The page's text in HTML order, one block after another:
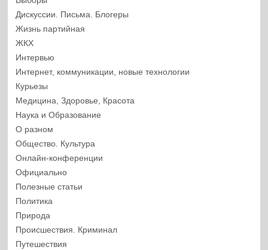
Дискуссии. Письма. Блогеры
Жизнь партийная
ЖКХ
Интервью
Интернет, коммуникации, новые технологии
Курьезы
Медицина, Здоровье, Красота
Наука и Образование
О разном
Общество. Культура
Онлайн-конференции
Официально
Полезные статьи
Политика
Природа
Происшествия. Криминал
Путешествия